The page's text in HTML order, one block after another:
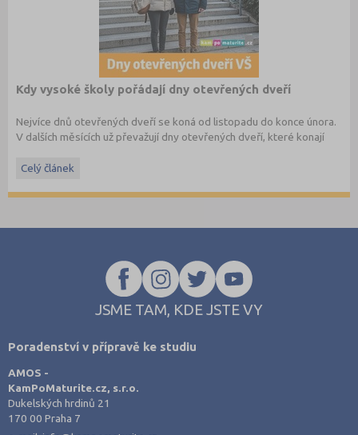
Kdy vysoké školy pořádají dny otevřených dveří
Nejvíce dnů otevřených dveří se koná od listopadu do konce února.
V dalších měsících už převažují dny otevřených dveří, které konají
Celý článek
JSME TAM, KDE JSTE VY
Poradenství v přípravě ke studiu
AMOS -
KamPoMaturite.cz, s.r.o.
Dukelských hrdinů 21
170 00 Praha 7